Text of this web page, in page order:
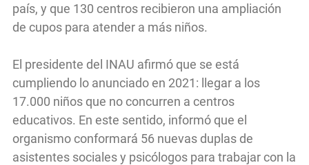
país, y que 130 centros recibieron una ampliación
de cupos para atender a más niños.
El presidente del INAU afirmó que se está
cumpliendo lo anunciado en 2021: llegar a los
17.000 niños que no concurren a centros
educativos. En este sentido, informó que el
organismo conformará 56 nuevas duplas de
asistentes sociales y psicólogos para trabajar con la